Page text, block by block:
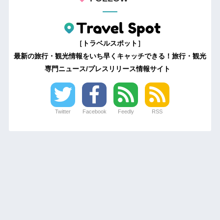
［トラベルスポット］
最新の旅行・観光情報をいち早くキャッチできる！旅行・観光
専門ニュース/プレスリリース情報サイト
Twitter Facebook Feedly RSS